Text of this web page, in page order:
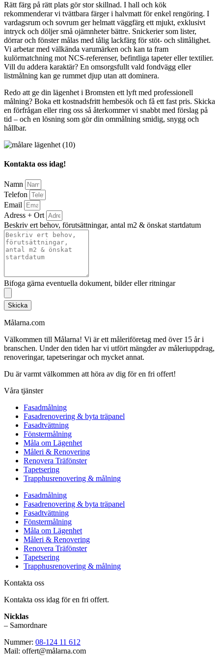
Rätt färg på rätt plats gör stor skillnad. I hall och kök
rekommenderar vi tvättbara färger i halvmatt för enkel rengöring. I
vardagsrum och sovrum ger helmatt väggfärg ett mjukt, exklusivt
intryck och döljer små ojämnheter bättre. Snickerier som lister,
dörrar och fönster målas med tålig lackfärg för stöt- och slittålighet.
Vi arbetar med välkända varumärken och kan ta fram
kulörmatchning mot NCS-referenser, befintliga tapeter eller textilier.
Vill du addera karaktär? En omsorgsfullt vald fondvägg eller
listmålning kan ge rummet djup utan att dominera.
Redo att ge din lägenhet i Bromsten ett lyft med professionell
målning? Boka ett kostnadsfritt hembesök och få ett fast pris. Skicka
en förfrågan eller ring oss så återkommer vi snabbt med förslag på
tid – och en lösning som gör din ommålning smidig, snygg och
hållbar.
Kontakta oss idag!
Namn
Telefon
Email
Adress + Ort
Beskriv ert behov, förutsättningar, antal m2 & önskat startdatum
Bifoga gärna eventuella dokument, bilder eller ritningar
Skicka
Målarna.com
Välkommen till Målarna! Vi är ett måleriföretag med över 15 år i
branschen. Under den tiden har vi utfört mängder av måleriuppdrag,
renoveringar, tapetseringar och mycket annat.
Du är varmt välkommen att höra av dig för en fri offert!
Våra tjänster
Fasadmålning
Fasadrenovering & byta träpanel
Fasadtvättning
Fönstermålning
Måla om Lägenhet
Måleri & Renovering
Renovera Träfönster
Tapetsering
Trapphusrenovering & målning
Fasadmålning
Fasadrenovering & byta träpanel
Fasadtvättning
Fönstermålning
Måla om Lägenhet
Måleri & Renovering
Renovera Träfönster
Tapetsering
Trapphusrenovering & målning
Kontakta oss
Kontakta oss idag för en fri offert.
Nicklas
– Samordnare
Nummer: 08-124 11 612
Mail: offert@målarna.com